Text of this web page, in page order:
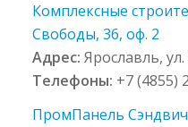
Комплексные
Свободы, 36, оф. 2
Адрес:Ярославль,
Телефоны: +7 (4855)
ПромПанель